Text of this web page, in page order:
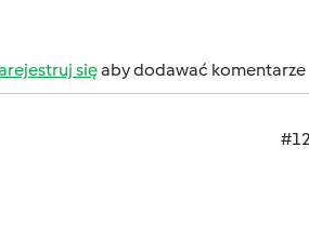
sięaby dodawać komentarze